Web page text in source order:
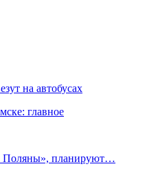
на автобусах
главное
Поляны», планируют…